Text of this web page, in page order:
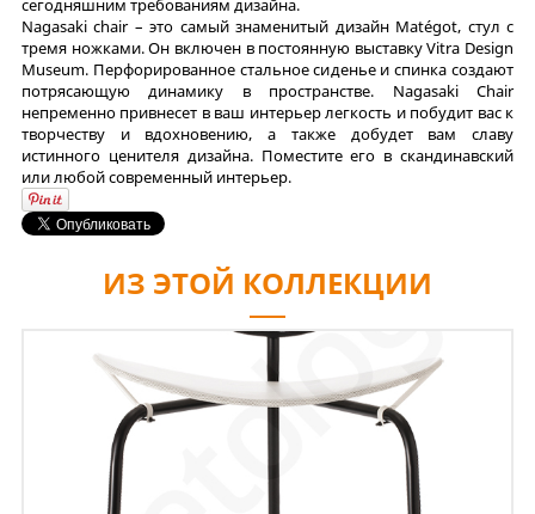
Nagasaki chair – это самый знаменитый дизайн Matégot, стул с
тремя ножками. Он включен в постоянную выставку Vitra Design
Museum. Перфорированное стальное сиденье и спинка создают
потрясающую динамику в пространстве. Nagasaki Chair
непременно привнесет в ваш интерьер легкость и побудит вас к
творчеству и вдохновению, а также добудет вам славу
истинного ценителя дизайна. Поместите его в скандинавский
или любой современный интерьер.
ИЗ ЭТОЙ КОЛЛЕКЦИИ